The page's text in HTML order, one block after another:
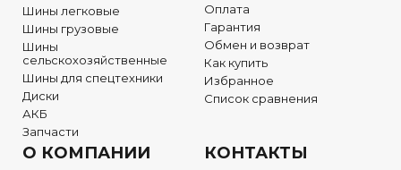
Шины легковые
Шины грузовые
Шины
сельскохозяйственные
Шины для спецтехники
Диски
АКБ
Запчасти
Оплата
Гарантия
Обмен и возврат
Как купить
Избранное
Список сравнения
О КОМПАНИИ КОНТАКТЫ